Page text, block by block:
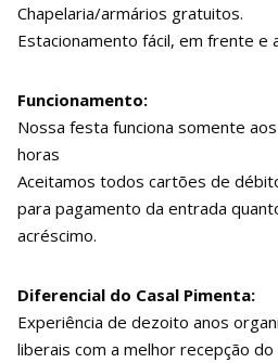
Chapelaria/armários gratuitos.
Estacionamento fácil, em frente e
Funcionamento:
Nossa festa funciona somente
horas
Aceitamos todos cartões de
para pagamento da entrada
acréscimo.
Diferencial do Casal Pimenta:
Experiência de dezoito anos
liberais com a melhor recepção do